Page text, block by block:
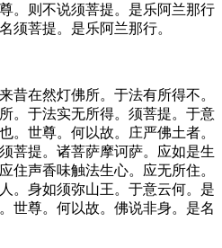
。则不说须菩提。是乐阿兰那行
须菩提。是乐阿兰那行。
昔在然灯佛所。于法有所得不。
。于法实无所得。须菩提。于意
。世尊。何以故。庄严佛土者。
菩提。诸菩萨摩诃萨。应如是生
住声香味触法生心。应无所住。
。身如须弥山王。于意云何。是
世尊。何以故。佛说非身。是名